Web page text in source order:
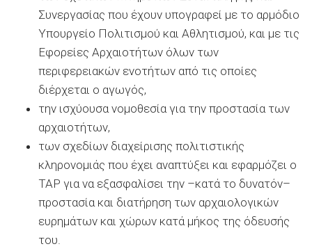
Συνεργασίας που έχουν υπογραφεί με το αρμόδιο
Υπουργείο Πολιτισμού και Αθλητισμού, και με τις
Εφορείες Αρχαιοτήτων όλων των
περιφερειακών ενοτήτων από τις οποίες
διέρχεται ο αγωγός,
την ισχύουσα νομοθεσία για την προστασία των
αρχαιοτήτων,
των σχεδίων διαχείρισης πολιτιστικής
κληρονομιάς που έχει αναπτύξει και εφαρμόζει ο
ΤΑΡ για να εξασφαλίσει την –κατά το δυνατόν–
προστασία και διατήρηση των αρχαιολογικών
ευρημάτων και χώρων κατά μήκος της όδευσής
του.